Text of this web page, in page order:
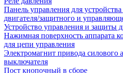
Панель управления для
двигателя/защитного и
Устройство управления и защиты
Нажимная поверхность аппарата
для цепи управления
Электромагнит привода силового
выключателя
Пост кнопочный в сборе